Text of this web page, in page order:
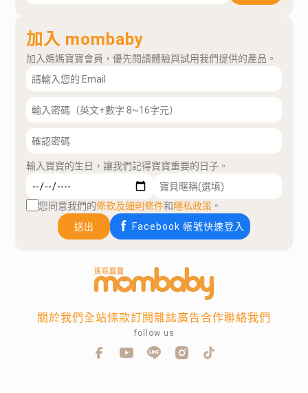
加入 mombaby
加入媽媽寶寶會員，優先閱讀體驗與試用我們提供的產品。
輸入寶寶的生日，讓我們記得寶寶重要的日子。
您同意我們的條款及細則條件和隱私政策 。
送出
Facebook 帳號快速登入
關於我們全站條款訂閱雜誌廣告合作聯絡我們
follow us